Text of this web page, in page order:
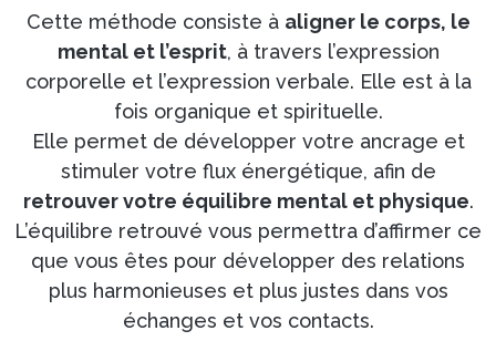
Cette méthode consiste à aligner le corps, le
mental et l’esprit, à travers l’expression
corporelle et l’expression verbale. Elle est à la
fois organique et spirituelle.
Elle permet de développer votre ancrage et
stimuler votre flux énergétique, afin de
retrouver votre équilibre mental et physique.
L’équilibre retrouvé vous permettra d’affirmer ce
que vous êtes pour développer des relations
plus harmonieuses et plus justes dans vos
échanges et vos contacts.